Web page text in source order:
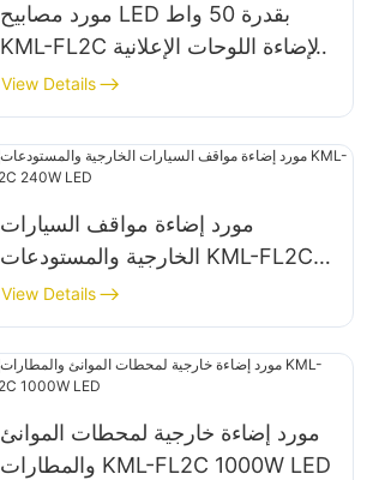
مورد مصابيح LED بقدرة 50 واط
KML-FL2C لإضاءة اللوحات الإعلانية
الخارجية واللافتات الكبيرة
View Details
مورد إضاءة مواقف السيارات
الخارجية والمستودعات KML-FL2C
240W LED
View Details
مورد إضاءة خارجية لمحطات الموانئ
والمطارات KML-FL2C 1000W LED